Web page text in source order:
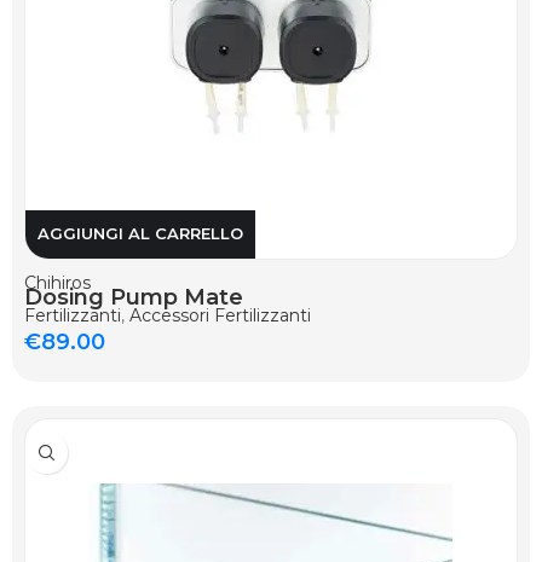
AGGIUNGI AL CARRELLO
Chihiros
Dosing Pump Mate
Fertilizzanti, Accessori Fertilizzanti
€89.00